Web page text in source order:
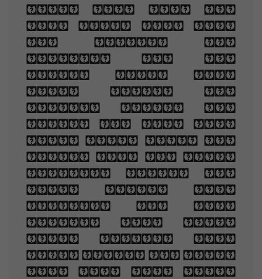
When you are old
and grey and full
of sleep, And
nodding by the
fire, take down
this book, And
slowly read, and
dream of the soft
look Your eyes had
once, and of their
shadows deep; How
many loved your
moments of glad
grace, And loved
your beauty with
love false or true,
But one man loved